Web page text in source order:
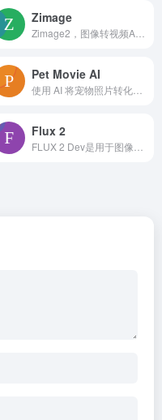
Zimage
Pet Movie AI
Flux 2